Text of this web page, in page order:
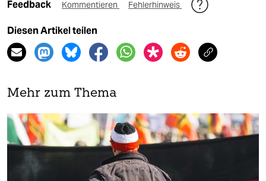
Feedback Kommentieren Fehlerhinweis
Diesen Artikel teilen
Mehr zum Thema